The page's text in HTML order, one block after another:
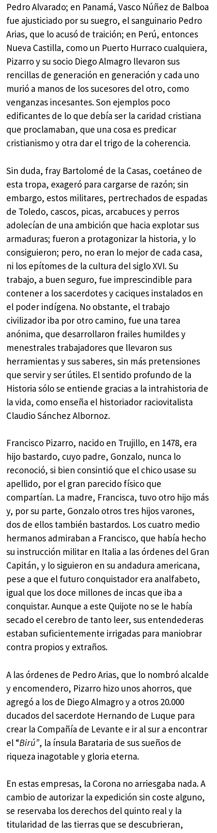
Pedro Alvarado; en Panamá, Vasco Núñez de Balboa
fue ajusticiado por su suegro, el sanguinario Pedro
Arias, que lo acusó de traición; en Perú, entonces
Nueva Castilla, como un Puerto Hurraco cualquiera,
Pizarro y su socio Diego Almagro llevaron sus
rencillas de generación en generación y cada uno
murió a manos de los sucesores del otro, como
venganzas incesantes. Son ejemplos poco
edificantes de lo que debía ser la caridad cristiana
que proclamaban, que una cosa es predicar
cristianismo y otra dar el trigo de la coherencia.
Sin duda, fray Bartolomé de la Casas, coetáneo de
esta tropa, exageró para cargarse de razón; sin
embargo, estos militares, pertrechados de espadas
de Toledo, cascos, picas, arcabuces y perros
adolecían de una ambición que hacia explotar sus
armaduras; fueron a protagonizar la historia, y lo
consiguieron; pero, no eran lo mejor de cada casa,
ni los epítomes de la cultura del siglo XVI. Su
trabajo, a buen seguro, fue imprescindible para
contener a los sacerdotes y caciques instalados en
el poder indígena. No obstante, el trabajo
civilizador iba por otro camino, fue una tarea
anónima, que desarrollaron frailes humildes y
menestrales trabajadores que llevaron sus
herramientas y sus saberes, sin más pretensiones
que servir y ser útiles. El sentido profundo de la
Historia sólo se entiende gracias a la intrahistoria de
la vida, como enseña el historiador raciovitalista
Claudio Sánchez Albornoz.
Francisco Pizarro, nacido en Trujillo, en 1478, era
hijo bastardo, cuyo padre, Gonzalo, nunca lo
reconoció, si bien consintió que el chico usase su
apellido, por el gran parecido físico que
compartían. La madre, Francisca, tuvo otro hijo más
y, por su parte, Gonzalo otros tres hijos varones,
dos de ellos también bastardos. Los cuatro medio
hermanos admiraban a Francisco, que había hecho
su instrucción militar en Italia a las órdenes del Gran
Capitán, y lo siguieron en su andadura americana,
pese a que el futuro conquistador era analfabeto,
igual que los doce millones de incas que iba a
conquistar. Aunque a este Quijote no se le había
secado el cerebro de tanto leer, sus entendederas
estaban suficientemente irrigadas para maniobrar
contra propios y extraños.
A las órdenes de Pedro Arias, que lo nombró alcalde
y encomendero, Pizarro hizo unos ahorros, que
agregó a los de Diego Almagro y a otros 20.000
ducados del sacerdote Hernando de Luque para
crear la Compañía de Levante e ir al sur a encontrar
el “Birú”, la ínsula Barataria de sus sueños de
riqueza inagotable y gloria eterna.
En estas empresas, la Corona no arriesgaba nada. A
cambio de autorizar la expedición sin coste alguno,
se reservaba los derechos del quinto real y la
titularidad de las tierras que se descubrieran,